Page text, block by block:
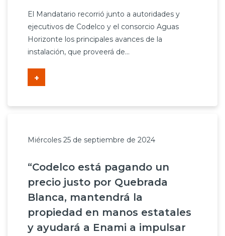
El Mandatario recorrió junto a autoridades y
ejecutivos de Codelco y el consorcio Aguas
Horizonte los principales avances de la
instalación, que proveerá de...
+
Miércoles 25 de septiembre de 2024
“Codelco está pagando un
precio justo por Quebrada
Blanca, mantendrá la
propiedad en manos estatales
y ayudará a Enami a impulsar